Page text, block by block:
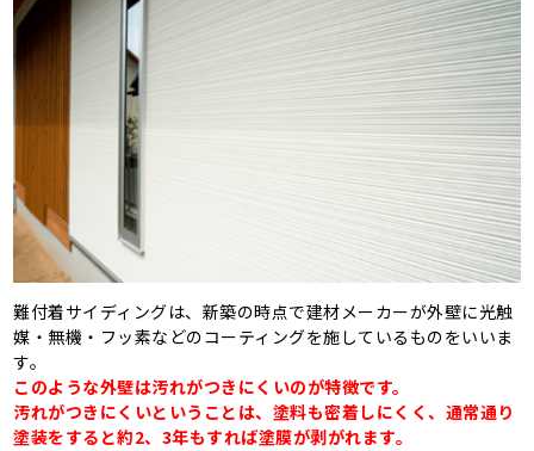
難付着サイディングは、新築の時点で建材メーカーが外壁に光触
媒・無機・フッ素などのコーティングを施しているものをいいま
す。
このような外壁は汚れがつきにくいのが特徴です。
汚れがつきにくいということは、塗料も密着しにくく、通常通り
塗装をすると約2、3年もすれば塗膜が剥がれます。